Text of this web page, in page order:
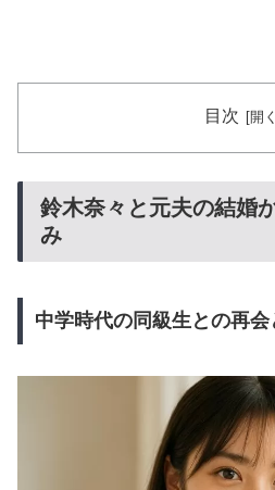
目次
鈴木奈々と元夫の結婚
み
中学時代の同級生との再会